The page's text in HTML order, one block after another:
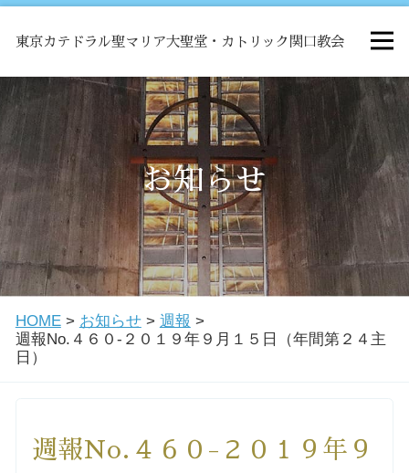
東京カテドラル聖マリア大聖堂・カトリック関口教会
HOME
ミサ
お知らせ
関口教会について
教会学校・中高生会
洗礼を希望される方
お知らせ
HOME> お知らせ> 週報 >
週報No.４６０-２０１９年９月１５日（年間第２４主
日）
週報No.４６０-２０１９年９